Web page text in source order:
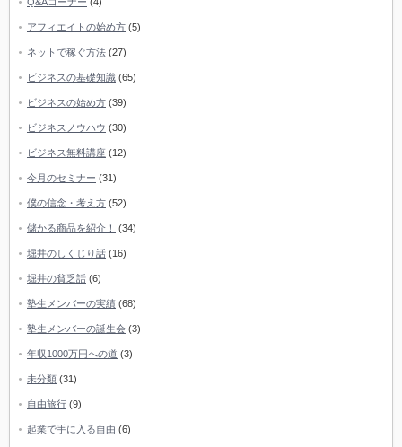
アフィエイトの始め方 (5)
ネットで稼ぐ方法 (27)
ビジネスの基礎知識 (65)
ビジネスの始め方 (39)
ビジネスノウハウ (30)
ビジネス無料講座 (12)
今月のセミナー (31)
僕の信念・考え方 (52)
儲かる商品を紹介！ (34)
堀井のしくじり話 (16)
堀井の貧乏話 (6)
塾生メンバーの実績 (68)
塾生メンバーの誕生会 (3)
年収1000万円への道 (3)
未分類 (31)
自由旅行 (9)
起業で手に入る自由 (6)